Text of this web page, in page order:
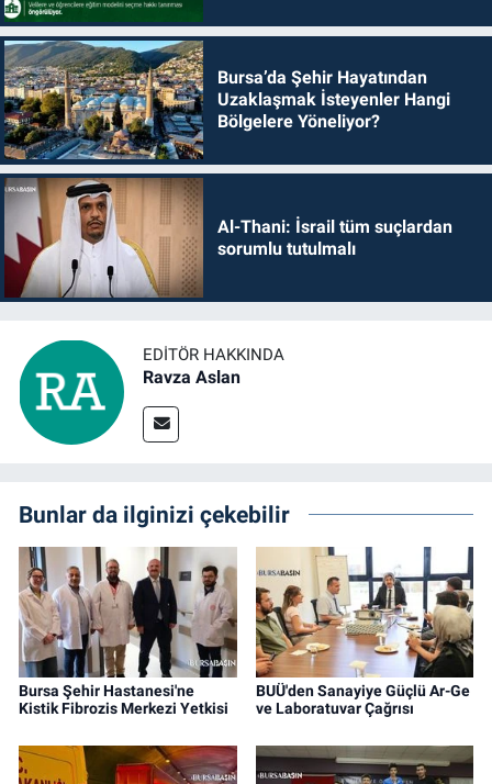
Bursa’da Şehir Hayatından
Uzaklaşmak İsteyenler Hangi
Bölgelere Yöneliyor?
Al-Thani: İsrail tüm suçlardan
sorumlu tutulmalı
EDITÖR HAKKINDA
Ravza Aslan
Bunlar da ilginizi çekebilir
Bursa Şehir Hastanesi'ne
Kistik Fibrozis Merkezi Yetkisi
BUÜ'den Sanayiye Güçlü Ar-Ge
ve Laboratuvar Çağrısı